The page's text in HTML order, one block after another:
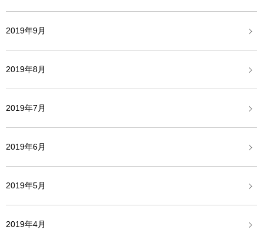
2019年9月
2019年8月
2019年7月
2019年6月
2019年5月
2019年4月